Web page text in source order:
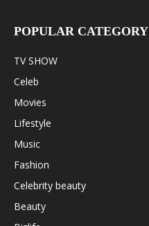
POPULAR CATEGORY
TV SHOW
Celeb
Movies
Lifestyle
Music
Fashion
Celebrity beauty
Beauty